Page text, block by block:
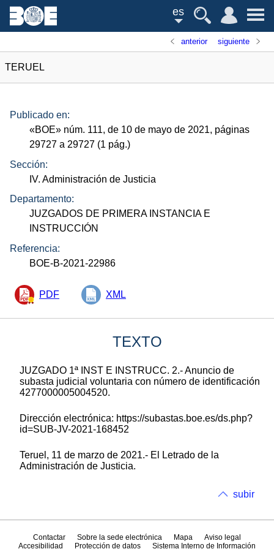
es
anterior siguiente
TERUEL
Publicado en:
«BOE» núm. 111, de 10 de mayo de 2021, páginas
29727 a 29727 (1 pág.)
Sección:
IV. Administración de Justicia
Departamento:
JUZGADOS DE PRIMERA INSTANCIA E
INSTRUCCIÓN
Referencia:
BOE-B-2021-22986
PDF XML
TEXTO
JUZGADO 1ª INST E INSTRUCC. 2.- Anuncio de
subasta judicial voluntaria con número de identificación
4277000005004520.
Dirección electrónica: https://subastas.boe.es/ds.php?
id=SUB-JV-2021-168452
Teruel, 11 de marzo de 2021.- El Letrado de la
Administración de Justicia.
subir
Contactar Sobre la sede electrónica Mapa
Aviso legal
Accesibilidad
Protección de datos Sistema Interno de Información